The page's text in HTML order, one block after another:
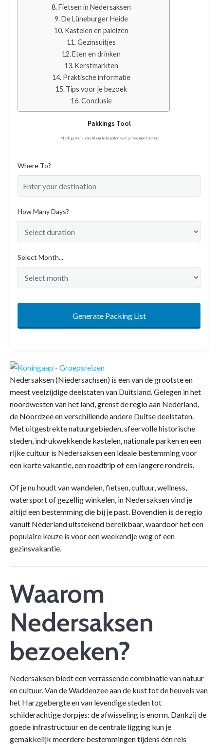
Fietsen in Nedersaksen
De Lüneburger Heide
Kastelen en paleizen
Gezinsuitjes
Eten en drinken
Kerstmarkten
Praktische informatie
Tips voor je bezoek
Conclusie
Pakkings Tool
Maak gebruik van AI om te bepalen wat je mee moet nemen
Where To?
How Many Days?
Select Month...
Generate Packing List
Nedersaksen (Niedersachsen) is een van de grootste en
meest veelzijdige deelstaten van Duitsland. Gelegen in het
noordwesten van het land, grenst de regio aan Nederland,
de Noordzee en verschillende andere Duitse deelstaten.
Met uitgestrekte natuurgebieden, sfeervolle historische
steden, indrukwekkende kastelen, nationale parken en een
rijke cultuur is Nedersaksen een ideale bestemming voor
een korte vakantie, een roadtrip of een langere rondreis.
Of je nu houdt van wandelen, fietsen, cultuur, wellness,
watersport of gezellig winkelen, in Nedersaksen vind je
altijd een bestemming die bij je past. Bovendien is de regio
vanuit Nederland uitstekend bereikbaar, waardoor het een
populaire keuze is voor een weekendje weg of een
gezinsvakantie.
Waarom
Nedersaksen
bezoeken?
Nedersaksen biedt een verrassende combinatie van natuur
en cultuur. Van de Waddenzee aan de kust tot de heuvels van
het Harzgebergte en van levendige steden tot
schilderachtige dorpjes: de afwisseling is enorm. Dankzij de
goede infrastructuur en de centrale ligging kun je
gemakkelijk meerdere bestemmingen tijdens één reis